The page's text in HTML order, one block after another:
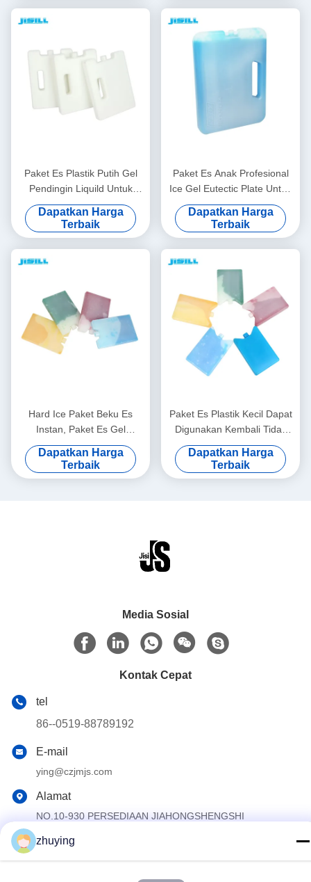
Paket Es Plastik Putih Gel
Pendingin Liquild Untuk
Makanan Beku Dalam Tas
Pendingin
Dapatkan Harga
Terbaik
Paket Es Anak Profesional
Ice Gel Eutectic Plate Untuk
Pendinginan CPSIA
Terdaftar
Dapatkan Harga
Terbaik
Hard Ice Paket Beku Es
Instan, Paket Es Gel
Reusable Besar Ukuran 15 *
10 * 2cm
Dapatkan Harga
Terbaik
Paket Es Plastik Kecil Dapat
Digunakan Kembali Tidak
Beracun Untuk Kantong
Makan Siang Dan Pendingin
Dapatkan Harga
Terbaik
Media Sosial
Kontak Cepat
tel
86--0519-88789192
E-mail
ying@czjmjs.com
Alamat
NO.10-930 PERSEDIAAN JIAHONGSHENGSHI
CITY JIANGSU MENYEDIAKAN
zhuying